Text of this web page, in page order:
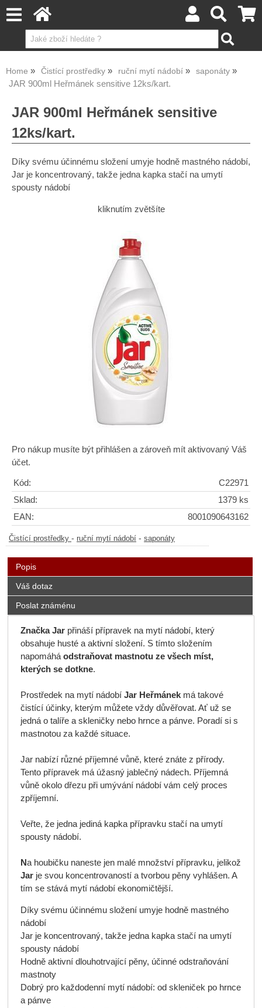
Home Čistící prostředky ruční mytí nádobí saponáty
JAR 900ml Heřmánek sensitive 12ks/kart.
JAR 900ml Heřmánek sensitive
12ks/kart.
Díky svému účinnému složení umyje hodně mastného nádobí,
Jar je koncentrovaný, takže jedna kapka stačí na umytí
spousty nádobí
kliknutím zvětšíte
Pro nákup musíte být přihlášen a zároveň mít aktivovaný Váš
účet.
Kód:
C22971
Sklad:
1379 ks
EAN:
8001090643162
Čistící prostředky - ruční mytí nádobí - saponáty
Popis
Váš dotaz
Poslat známénu
Značka Jarpřináší přípravek na mytí nádobí, který
obsahuje husté a aktivní složení. S tímto složením
napomáháodstraňovat mastnotu ze všech míst,
kterých se dotkne.
Prostředek na mytí nádobí Jar Heřmánekmá takové
čistící účinky, kterým můžete vždy důvěřovat. Ať už se
jedná o talíře a skleničky nebo hrnce a pánve. Poradí si s
mastnotou za každé situace.
Jar nabízí různé příjemné vůně, které znáte z přírody.
Tento přípravek má úžasný jablečný nádech. Příjemná
vůně okolo dřezu při umývání nádobí vám celý proces
zpříjemní.
Veřte, že jedna jediná kapka přípravku stačí na umytí
spousty nádobí.
Na houbičku naneste jen malé množství přípravku, jelikož
Jarje svou koncentrovaností a tvorbou pěny vyhlášen. A
tím se stává mytí nádobí ekonomičtější.
Díky svému účinnému složení umyje hodně mastného
nádobí
Jar je koncentrovaný, takže jedna kapka stačí na umytí
spousty nádobí
Hodně aktivní dlouhotrvající pěny, účinné odstraňování
mastnoty
Dobrý pro každodenní mytí nádobí: od skleniček po hrnce
a pánve